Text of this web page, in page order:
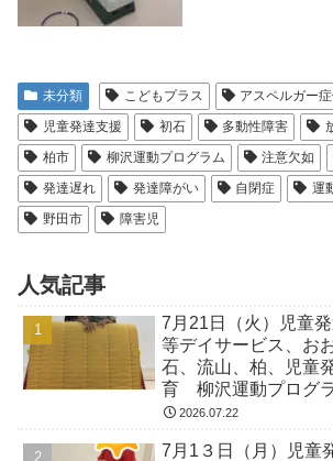
未分類 こどもプラス アスペルガー
児童発達支援
初石 多動性障害
柏市
柳沢運動プログラム 注意欠如
発達遅れ
発達障がい 自閉症 運
野田市
障害児
人気記事
7月21日（火）児童
等デイサービス、お
石、流山、柏、児童
育 柳沢運動プログ
気になる 発達障害
2026.07.22
7月1３日（月）児童